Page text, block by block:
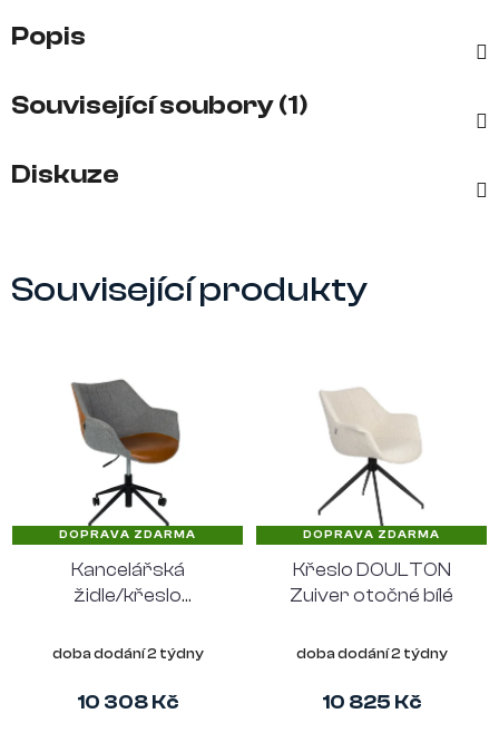
Popis
Související soubory (1)
Diskuze
Související produkty
DOPRAVA ZDARMA
Kancelářská
židle/křeslo
vintage šedé
doba dodání 2 týdny
10 308 Kč
DOPRAVA ZDARMA
Křeslo DOULTON
Zuiver otočné bílé
doba dodání 2 týdny
10 825 Kč